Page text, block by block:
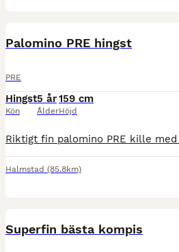
Palomino PRE hingst
PRE
Hingst
Kön
5 år
Ålder
159 cm
Höjd
Halmstad (85.8km)
Superfin bästa kompis